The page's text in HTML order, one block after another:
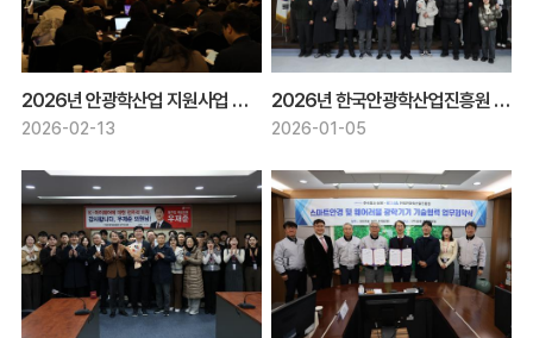
2026년 안광학산업 지원사업 통합 설명회
2026-02-13
2026년 한국안광학산업진흥원 시무식
2026-01-05